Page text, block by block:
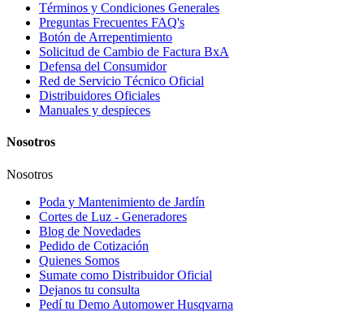
Términos y Condiciones Generales
Preguntas Frecuentes FAQ's
Botón de Arrepentimiento
Solicitud de Cambio de Factura BxA
Defensa del Consumidor
Red de Servicio Técnico Oficial
Distribuidores Oficiales
Manuales y despieces
Nosotros
Nosotros
Poda y Mantenimiento de Jardín
Cortes de Luz - Generadores
Blog de Novedades
Pedido de Cotización
Quienes Somos
Sumate como Distribuidor Oficial
Dejanos tu consulta
Pedí tu Demo Automower Husqvarna